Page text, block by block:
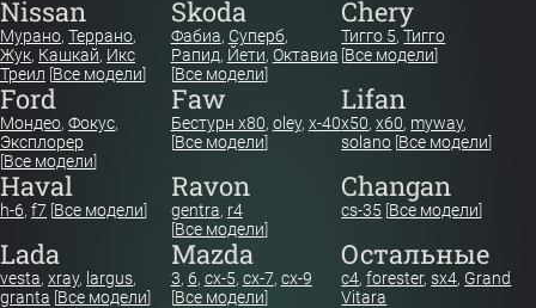
Nissan
Мурано, Террано,
Жук, Кашкай, Икс
Треил [Все модели]
Skoda
Фабиа, Суперб,
Рапид, Йети, Октавиа
[Все модели]
Chery
Тигго 5,Тигго
[Все модели]
Ford
Мондео, Фокус,
Эксплорер
[Все модели]
Faw
Бестурн х80, oley, x-40
[Все модели]
Lifan
x50,x60, myway,
solano [Все модели]
Haval
h-6, f7 [Все модели]
Ravon
gentra, r4
[Все модели]
Changan
cs-35 [Все модели]
Lada
vesta, xray, largus,
granta [Все модели]
Mazda
3, 6, cx-5, cx-7, cx-9
[Все модели]
Остальные
c4,forester,sx4, Grand
Vitara